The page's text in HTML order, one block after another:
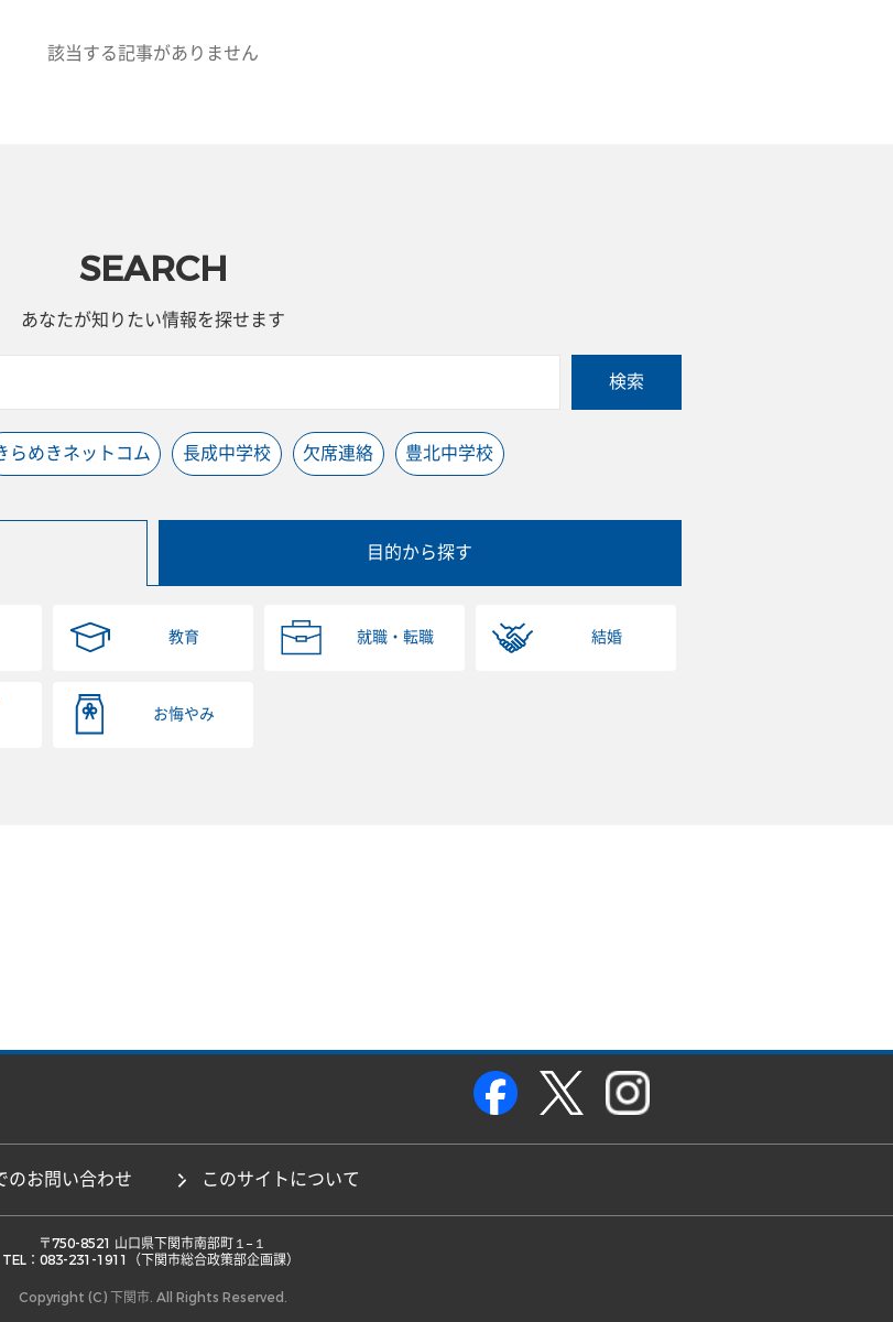
該当する記事がありません
SEARCH
あなたが知りたい情報を探せます
検索
らめきネットコム 長成中学校 欠席連絡 豊北中学校
目的から探す
教育 就職・転職 結婚
お悔やみ
のお問い合わせ このサイトについて
TEL：083-231-1911（下関市総合政策部企画課）
Copyright (C) 下関市. All Rights Reserved.